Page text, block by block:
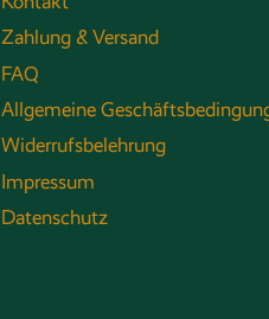
Zahlung & Versand
FAQ
Allgemeine
Widerrufsbelehrung
Impressum
Datenschutz